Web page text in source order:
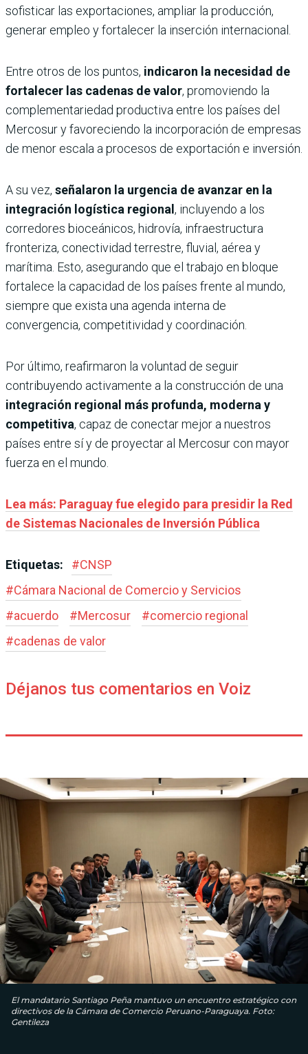
sofisticar las exportaciones, ampliar la producción,
generar empleo y fortalecer la inserción internacional.
Entre otros de los puntos, indicaron la necesidad de
fortalecer las cadenas de valor, promoviendo la
complementariedad productiva entre los países del
Mercosur y favoreciendo la incorporación de empresas
de menor escala a procesos de exportación e inversión.
A su vez, señalaron la urgencia de avanzar en la
integración logística regional , incluyendo a los
corredores bioceánicos, hidrovía, infraestructura
fronteriza, conectividad terrestre, fluvial, aérea y
marítima. Esto, asegurando que el trabajo en bloque
fortalece la capacidad de los países frente al mundo,
siempre que exista una agenda interna de
convergencia, competitividad y coordinación.
Por último, reafirmaron la voluntad de seguir
contribuyendo activamente a la construcción de una
integración regional más profunda, moderna y
competitiva, capaz de conectar mejor a nuestros
países entre sí y de proyectar al Mercosur con mayor
fuerza en el mundo.
Lea más: Paraguay fue elegido para presidir la Red
de Sistemas Nacionales de Inversión Pública
Etiquetas: #CNSP
#Cámara Nacional de Comercio y Servicios
#acuerdo #Mercosur #comercio regional
#cadenas de valor
Déjanos tus comentarios en Voiz
El mandatario Santiago Peña mantuvo un encuentro estratégico con
directivos de la Cámara de Comercio Peruano-Paraguaya. Foto:
Gentileza